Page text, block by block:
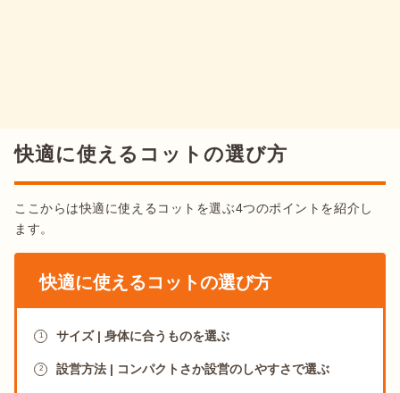
快適に使えるコットの選び方
ここからは快適に使えるコットを選ぶ4つのポイントを紹介し
ます。
快適に使えるコットの選び方
1 サイズ | 身体に合うものを選ぶ
2 設営方法 | コンパクトさか設営のしやすさで選ぶ